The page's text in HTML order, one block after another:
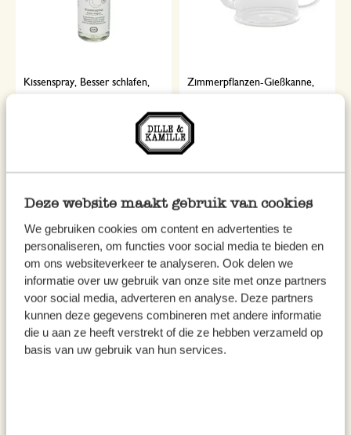
Deze website maakt gebruik van cookies
We gebruiken cookies om content en advertenties te
personaliseren, om functies voor social media te bieden en
om ons websiteverkeer te analyseren. Ook delen we
informatie over uw gebruik van onze site met onze partners
voor social media, adverteren en analyse. Deze partners
kunnen deze gegevens combineren met andere informatie
die u aan ze heeft verstrekt of die ze hebben verzameld op
basis van uw gebruik van hun services.
Kissenspray, Besser schlafen,
Zimmerpflanzen-Gießkanne,
19,95